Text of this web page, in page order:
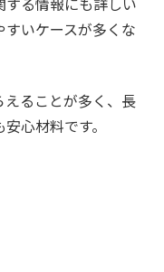
いケースが多くな
ることが多く、長
心材料です。